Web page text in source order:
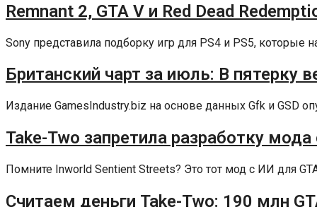
Remnant 2, GTA V и Red Dead
Sony представила подборку игр для PS4 и PS5, которые
Британский чарт за июль: В пятерку
Издание GamesIndustry.biz на основе данных Gfk и GSD
Take-Two запретила разработку
Помните Inworld Sentient Streets? Это тот мод с ИИ для
Считаем деньги Take-Two: 190 млн